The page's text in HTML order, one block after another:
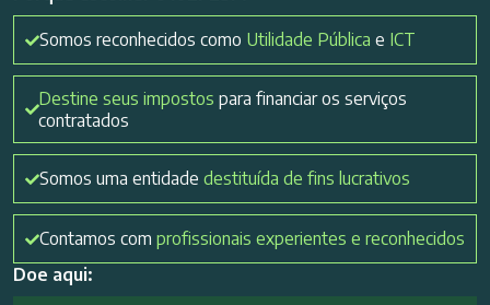
Somos reconhecidos como Utilidade Pública e ICT
Destine seus impostos para financiar os serviços
contratados
Somos uma entidade destituída de fins lucrativos
Contamos com profissionais experientes e reconhecidos
Doe aqui: